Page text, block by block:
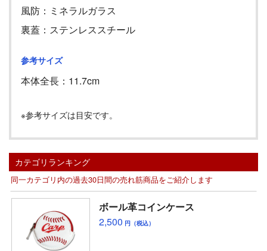
風防：ミネラルガラス
裏蓋：ステンレススチール
参考サイズ
本体全長： 11.7cm
※参考サイズは目安です。
カテゴリランキング
同一カテゴリ内の過去30日間の売れ筋商品をご紹介します
ボール革コインケース
2,500 円（税込）